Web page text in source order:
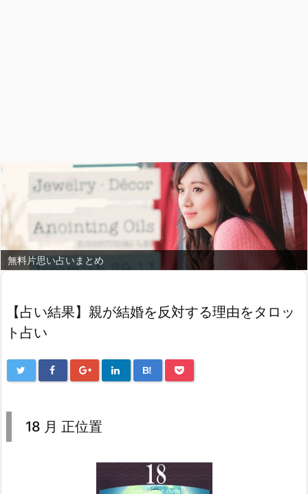
無料片思い占いまとめ
【占い結果】親が結婚を反対する理由をタロッ
ト占い
B!
18 月 正位置